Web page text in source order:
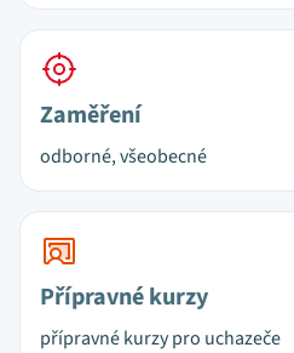
Zaměření
odborné, všeobecné
Přípravné kurzy
přípravné kurzy pro uchazeče